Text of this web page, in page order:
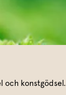
och konstgödsel.